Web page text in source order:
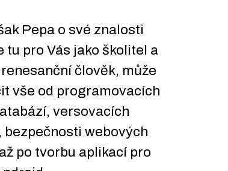
Pepa o své znalosti
tu pro Vás jako školitel a
člověk, může
vše od programovacích
versovacích
bezpečnosti webových
po tvorbu aplikací pro